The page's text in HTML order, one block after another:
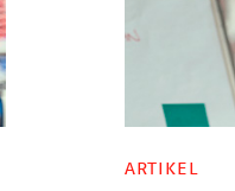
ARTIKEL